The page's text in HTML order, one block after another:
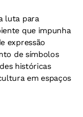
luta para
que impunha
expressão
de símbolos
históricas
em espaços